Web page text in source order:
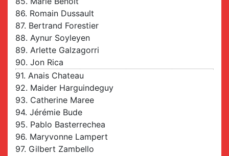
86. Romain Dussault
87. Bertrand Forestier
88. Aynur Soyleyen
89. Arlette Galzagorri
90. Jon Rica
91. Anais Chateau
92. Maider Harguindeguy
93. Catherine Maree
94. Jérémie Bude
95. Pablo Basterrechea
96. Maryvonne Lampert
97. Gilbert Zambello